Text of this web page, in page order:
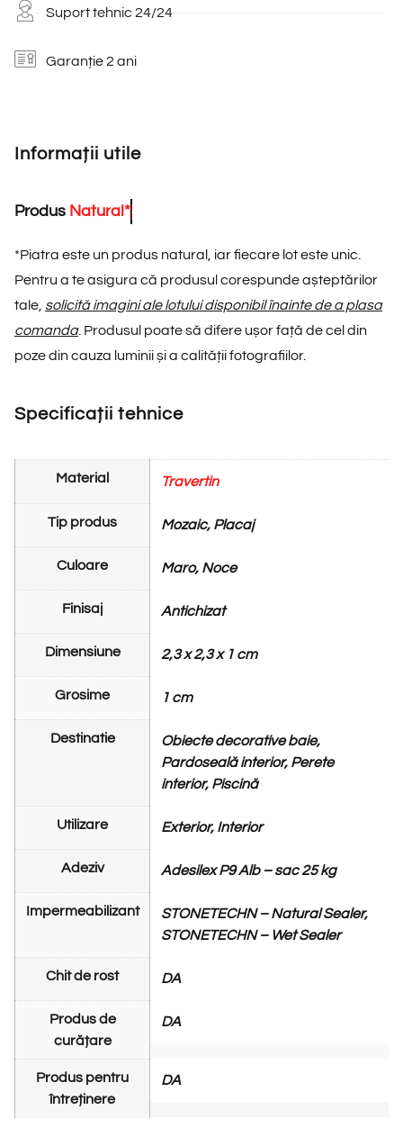
Suport tehnic 24/24
Garanție 2 ani
Informații utile
Produs Natura *
*Piatra este un produs natural, iar fiecare lot este unic.
Pentru a te asigura că produsul corespunde așteptărilor
tale, solicită imagini ale lotului disponibil înainte de a plasa
comanda. Produsul poate să difere ușor față de cel din
poze din cauza luminii și a calității fotografiilor.
Specificații tehnice
Material Travertin
Tip produs Mozaic, Placaj
Culoare Maro, Noce
Finisaj Antichizat
Dimensiune 2,3 x 2,3 x 1 cm
Grosime 1 cm
Destinatie
Obiecte decorative baie,
Pardoseală interior, Perete
interior, Piscină
Utilizare Exterior, Interior
Adeziv Adesilex P9 Alb – sac 25 kg
Impermeabilizant
STONETECHN – Natural Sealer,
STONETECHN – Wet Sealer
Chit de rost DA
Produs de
curățare
DA
Produs pentru
întreținere
DA